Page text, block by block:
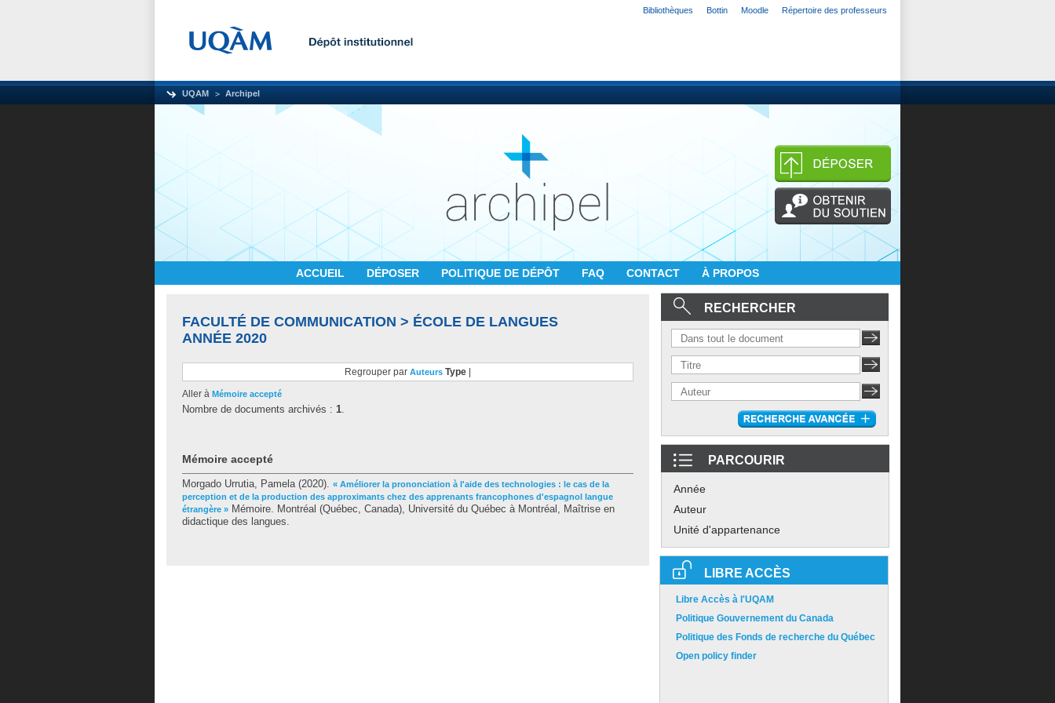
Bibliothèques Bottin Moodle Répertoire des professeurs
UQAM Archipel
ACCUEIL DÉPOSER POLITIQUE DE DÉPÔT FAQ CONTACT À PROPOS
FACULTÉ DE COMMUNICATION > ÉCOLE DE LANGUES
ANNÉE 2020
Regrouper par Auteurs Type
Aller à Mémoire accepté
Nombre de documents archivés : 1.
Mémoire accepté
Morgado Urrutia, Pamela(2020). « Améliorer la prononciation à l'aide des technologies : le cas de la
perception et de la production des approximants chez des apprenants francophones d'espagnol langue
étrangère » Mémoire. Montréal (Québec, Canada), Université du Québec à Montréal, Maîtrise en
didactique des langues.
RECHERCHER
PARCOURIR
Année
Auteur
Unité d'appartenance
LIBRE ACCÈS
Libre Accès à l'UQAM
Politique Gouvernement du Canada
Politique des Fonds de recherche du Québec
Open policy finder